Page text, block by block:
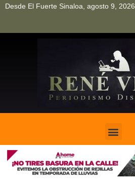
Desde El Fuerte Sinaloa, agosto 9, 2026